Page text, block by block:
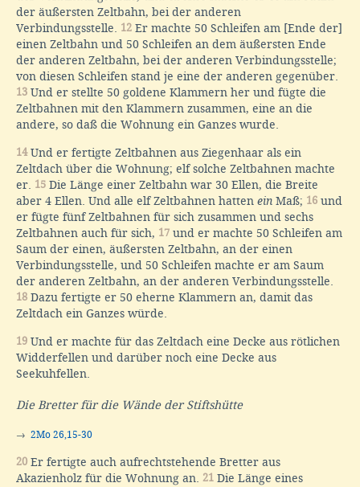
der äußersten Zeltbahn, bei der anderen
Verbindungsstelle. 12 Er machte 50 Schleifen am [Ende der]
einen Zeltbahn und 50 Schleifen an dem äußersten Ende
der anderen Zeltbahn, bei der anderen Verbindungsstelle;
von diesen Schleifen stand je eine der anderen gegenüber.
13 Und er stellte 50 goldene Klammern her und fügte die
Zeltbahnen mit den Klammern zusammen, eine an die
andere, so daß die Wohnung ein Ganzes wurde.
14Und er fertigte Zeltbahnen aus Ziegenhaar als ein
Zeltdach über die Wohnung; elf solche Zeltbahnen machte
er. 15 Die Länge einer Zeltbahn war 30 Ellen, die Breite
aber 4 Ellen. Und alle elf Zeltbahnen hatten ein Maß; 16 und
er fügte fünf Zeltbahnen für sich zusammen und sechs
Zeltbahnen auch für sich, 17 und er machte 50 Schleifen am
Saum der einen, äußersten Zeltbahn, an der einen
Verbindungsstelle, und 50 Schleifen machte er am Saum
der anderen Zeltbahn, an der anderen Verbindungsstelle.
18 Dazu fertigte er 50 eherne Klammern an, damit das
Zeltdach ein Ganzes würde.
19 Und er machte für das Zeltdach eine Decke aus rötlichen
Widderfellen und darüber noch eine Decke aus
Seekuhfellen.
Die Bretter für die Wände der Stiftshütte
→ 2Mo 26,15-30
20 Er fertigte auch aufrechtstehende Bretter aus
Akazienholz für die Wohnung an. 21 Die Länge eines